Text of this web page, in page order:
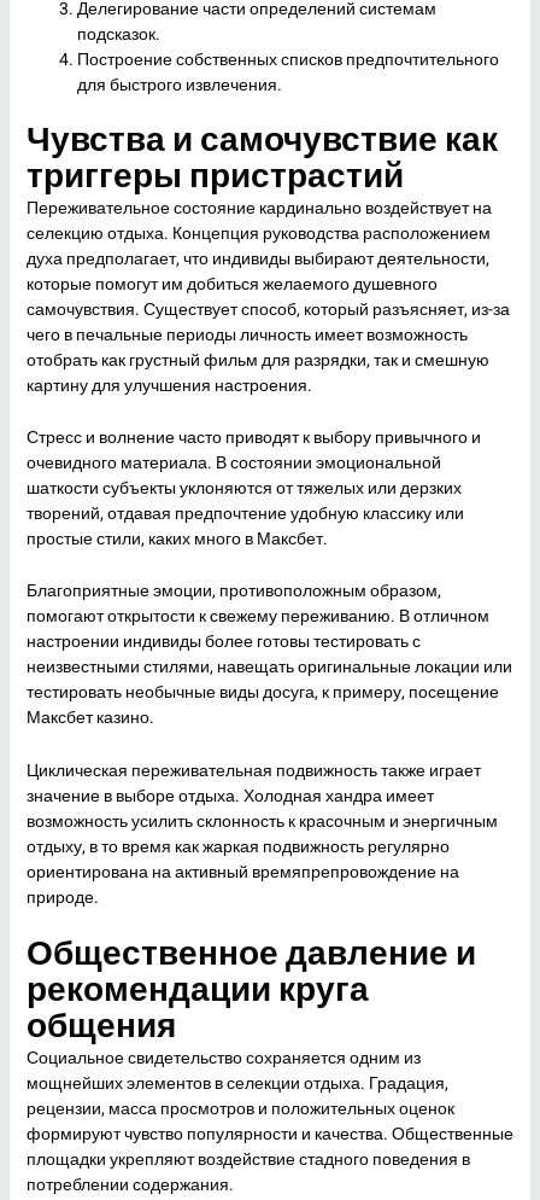
Делегирование части определений системам
подсказок.
Построение собственных списков предпочтительного
для быстрого извлечения.
Чувства и самочувствие как
триггеры пристрастий
Переживательное состояние кардинально воздействует на
селекцию отдыха. Концепция руководства расположением
духа предполагает, что индивиды выбирают деятельности,
которые помогут им добиться желаемого душевного
самочувствия. Существует способ, который разъясняет, из-за
чего в печальные периоды личность имеет возможность
отобрать как грустный фильм для разрядки, так и смешную
картину для улучшения настроения.
Стресс и волнение часто приводят к выбору привычного и
очевидного материала. В состоянии эмоциональной
шаткости субъекты уклоняются от тяжелых или дерзких
творений, отдавая предпочтение удобную классику или
простые стили, каких много в Максбет.
Благоприятные эмоции, противоположным образом,
помогают открытости к свежему переживанию. В отличном
настроении индивиды более готовы тестировать с
неизвестными стилями, навещать оригинальные локации или
тестировать необычные виды досуга, к примеру, посещение
Максбет казино.
Циклическая переживательная подвижность также играет
значение в выборе отдыха. Холодная хандра имеет
возможность усилить склонность к красочным и энергичным
отдыху, в то время как жаркая подвижность регулярно
ориентирована на активный времяпрепровождение на
природе.
Общественное давление и
рекомендации круга
общения
Социальное свидетельство сохраняется одним из
мощнейших элементов в селекции отдыха. Градация,
рецензии, масса просмотров и положительных оценок
формируют чувство популярности и качества. Общественные
площадки укрепляют воздействие стадного поведения в
потреблении содержания.